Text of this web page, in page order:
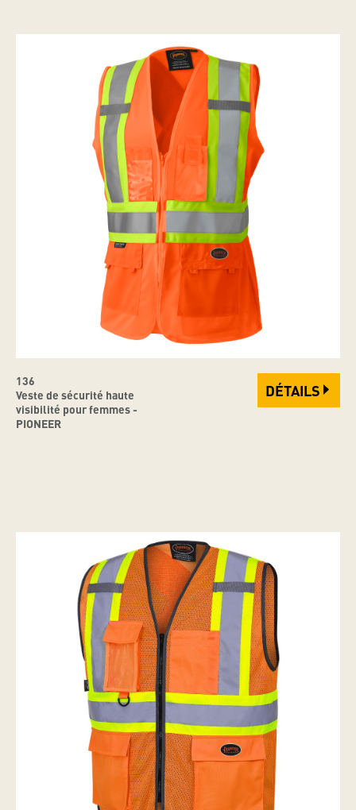
136
Veste de sécurité haute
visibilité pour femmes -
PIONEER
DÉTAILS